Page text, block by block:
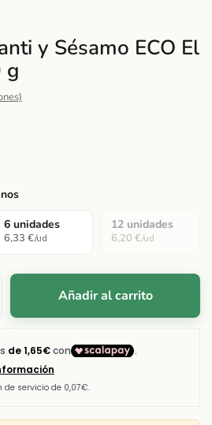
y Sésamo ECO El
g
6 unidades
6,33 €/ud
12 unidades
6,20 €/ud
Añadir al carrito